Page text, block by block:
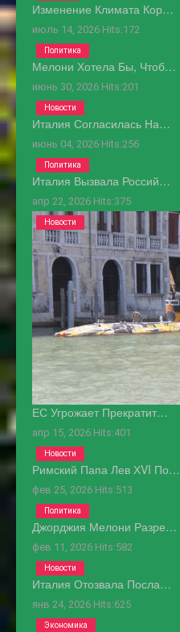
Изменение Климата Кор…
июль 14, 2026 Hits:172
Мелони Хотела Бы, Чтоб…
июнь 30, 2026 Hits:201
Политика
Италия Согласилась На…
июнь 04, 2026 Hits:256
Новости
Италия Вызвала Россий…
апр 22, 2026 Hits:375
Политика
ЕС Угрожает Прекратит…
апр 15, 2026 Hits:401
Новости
Римский Папа Лев ХVI По…
фев 25, 2026 Hits:513
Новости
Джорджия Мелони Разре…
фев 11, 2026 Hits:582
Политика
Италия Отозвала Посла…
янв 24, 2026 Hits:625
Новости
Экономика